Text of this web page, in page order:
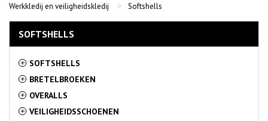
Werkkledij en veiligheidskledij Softshells
SOFTSHELLS
+ SOFTSHELLS
+ BRETELBROEKEN
+ OVERALLS
+ VEILIGHEIDSSCHOENEN